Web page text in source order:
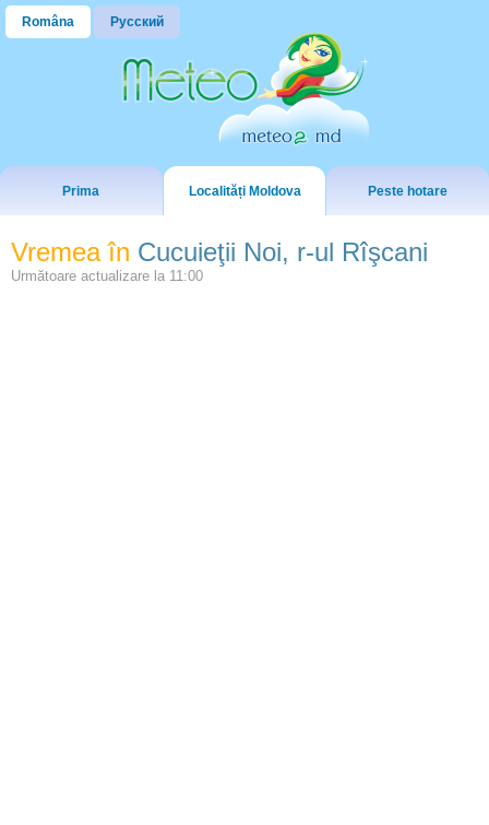
Româna Русский
Prima Localități Moldova Peste hotare
Vremea în Cucuieţii Noi, r-ul Rîşcani
Următoare actualizare la 11:00